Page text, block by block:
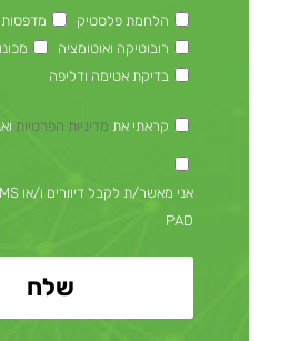
הלחמת פלסטיק
רובוטיקה ואוטומציה
בדיקת אטימה ודליפה
קראתי את מדיניות הפרטיות
PAD